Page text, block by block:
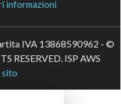
informazioni
IVA 13868590962 - ©
RESERVED. ISP AWS
sito